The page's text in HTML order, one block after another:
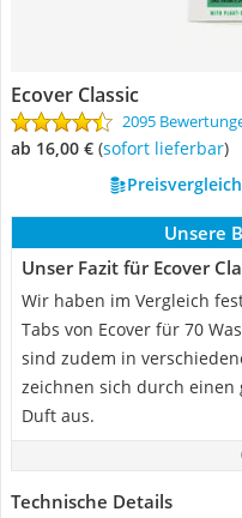
Ecover Classic
2095
ab 16,00 € ( Sofort lieferbar)
Unsere
Unser Fazit für Ecover
Wir haben im Vergleich
Tabs von Ecover für 70
sind zudem in
zeichnen sich durch
Duft aus.
Technische Details